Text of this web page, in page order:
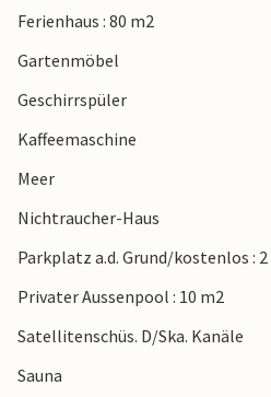
Ferienhaus : 80 m2
Gartenmöbel
Geschirrspüler
Kaffeemaschine
Meer
Nichtraucher-Haus
Parkplatz a.d. Grund/kostenlos :
Privater Aussenpool : 10 m2
Satellitenschüs. D/Ska. Kanäle
Sauna